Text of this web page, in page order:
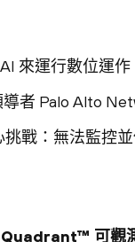
來運行數位運
者 Palo Alto
戰：無法監控
可觀